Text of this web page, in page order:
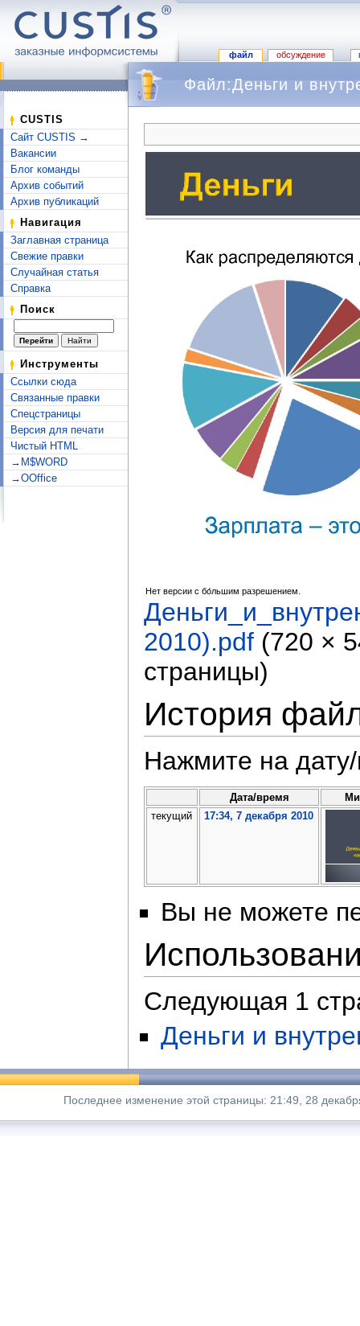
файл обсуждение
CUSTIS
Сайт CUSTIS →
Вакансии
Блог команды
Архив событий
Архив публикаций
Навигация
Заглавная страница
Свежие правки
Случайная статья
Справка
Поиск
Инструменты
Ссылки сюда
Связанные правки
Спецстраницы
Версия для печати
Чистый HTML
→M$WORD
→OOffice
Файл:Деньги и
Нет версии с бо́льшим разрешением.
2010).pdf (720 ×
страницы)
История
Нажмите на
Дата/время
текущий
17:34, 7 декабря 2010
Вы не можете
Следующая 1
Деньги и
Последнее изменение этой страницы: 21:49, 28